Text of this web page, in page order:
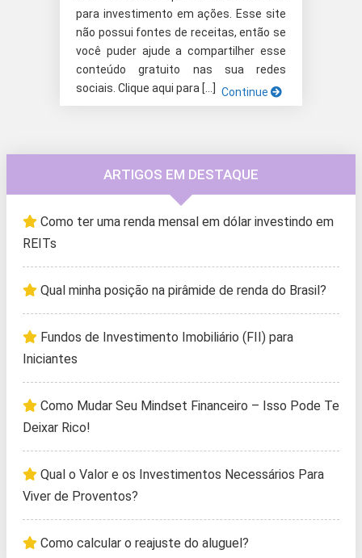
para investimento em ações. Esse site
não possui fontes de receitas, então se
você puder ajude a compartilher esse
conteúdo gratuito nas sua redes
sociais. Clique aqui para […]
Continue
ARTIGOS EM DESTAQUE
Como ter uma renda mensal em dólar investindo em
REITs
Qual minha posição na pirâmide de renda do Brasil?
Fundos de Investimento Imobiliário (FII) para
Iniciantes
Como Mudar Seu Mindset Financeiro – Isso Pode Te
Deixar Rico!
Qual o Valor e os Investimentos Necessários Para
Viver de Proventos?
Como calcular o reajuste do aluguel?